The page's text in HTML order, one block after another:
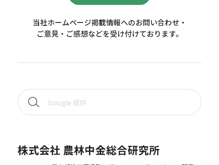
当社ホームページ掲載情報へのお問い合わせ・
ご意見・ご感想などを受け付けております。
株式会社 農林中金総合研究所